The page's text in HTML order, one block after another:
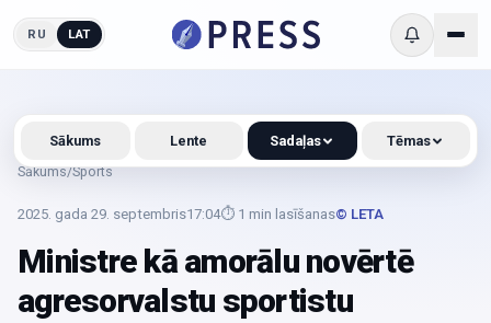
RU LAT
Sākums/Sports
2025. gada 29. septembris17:04⏱ 1 min lasīšanas© LETA
Ministre kā amorālu novērtē
agresorvalstu sportistu
Sākums Lente Sadaļas Tēmas